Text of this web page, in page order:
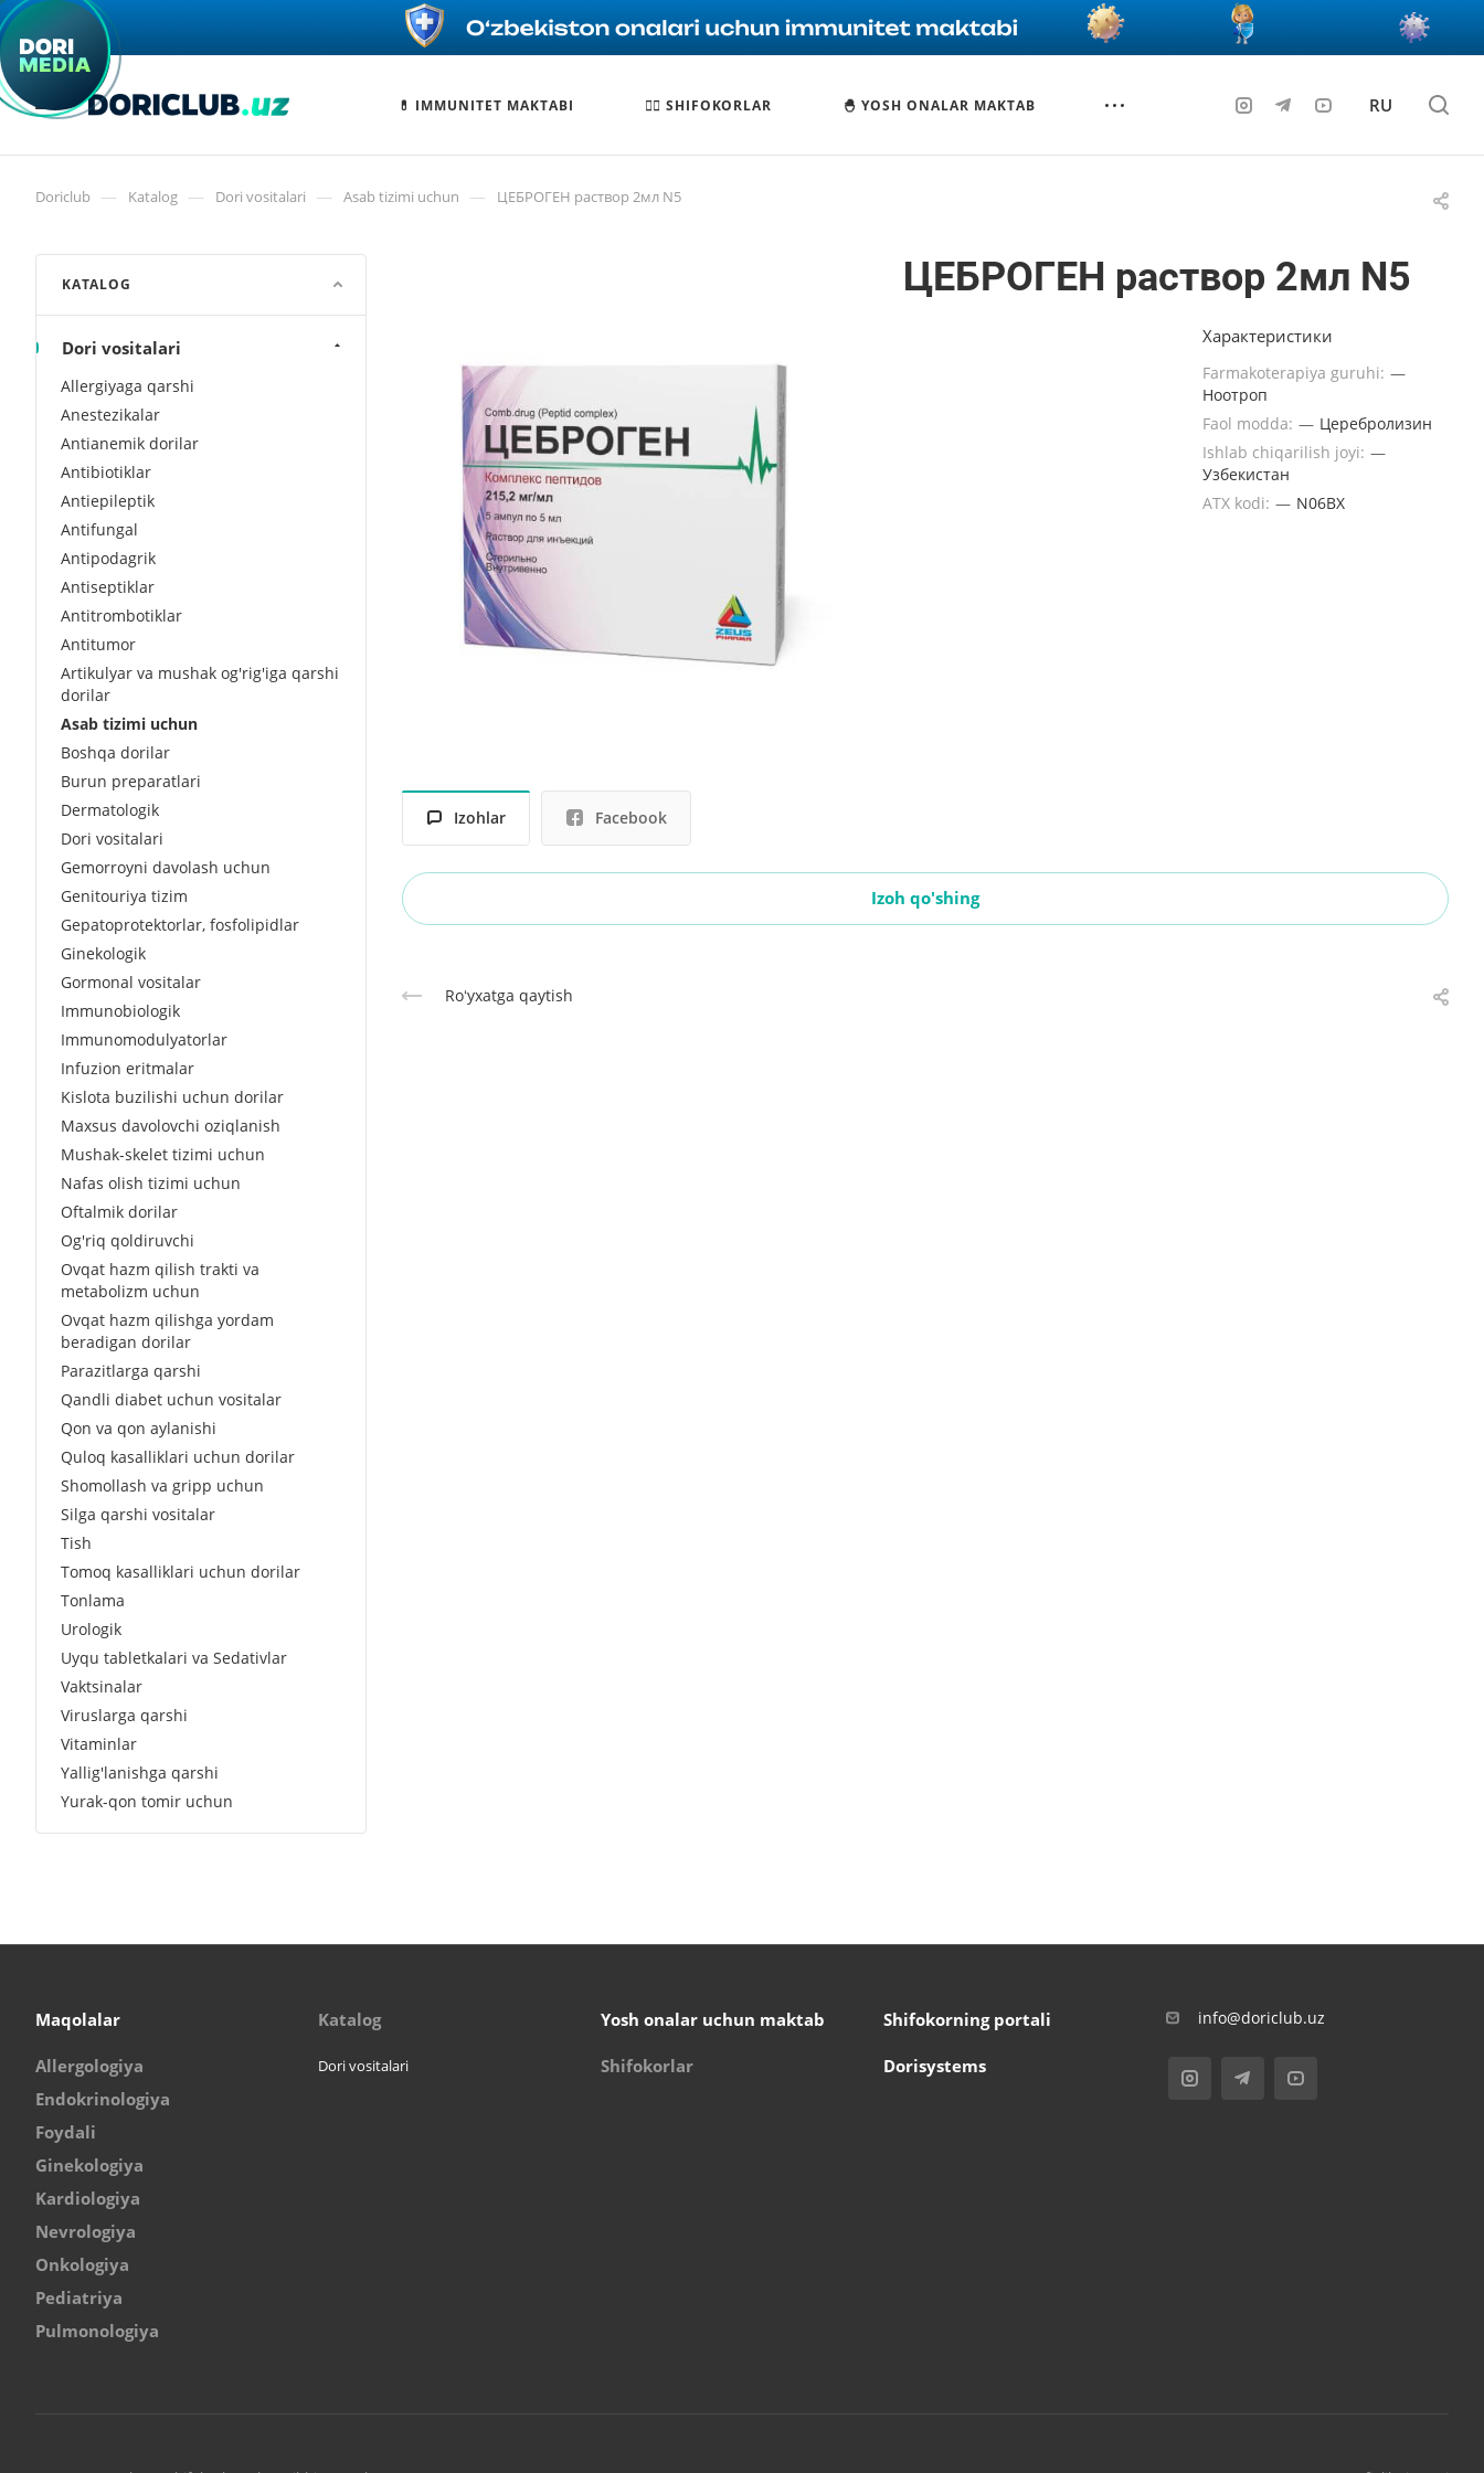
💊 IMMUNITET MAKTABI 🧑‍⚕️ SHIFOKORLAR 🐣 YOSH ONALAR MAKTAB RU
Doriclub — Katalog — Dori vositalari — Asab tizimi uchun — ЦЕБРОГЕН раствор 2мл N5
ЦЕБРОГЕН раствор 2мл N5
Характеристики
Farmakoterapiya guruhi: —
Ноотроп
Faol modda: — Церебролизин
Ishlab chiqarilish joyi: —
Узбекистан
ATX kodi: — N06BX
Izohlar Facebook
Izoh qo'shing
Roʻyxatga qaytish
KATALOG
Dori vositalari
Allergiyaga qarshi
Anestezikalar
Antianemik dorilar
Antibiotiklar
Antiepileptik
Antifungal
Antipodagrik
Antiseptiklar
Antitrombotiklar
Antitumor
Artikulyar va mushak og'rig'iga qarshi
dorilar
Asab tizimi uchun
Boshqa dorilar
Burun preparatlari
Dermatologik
Dori vositalari
Gemorroyni davolash uchun
Genitouriya tizim
Gepatoprotektorlar, fosfolipidlar
Ginekologik
Gormonal vositalar
Immunobiologik
Immunomodulyatorlar
Infuzion eritmalar
Kislota buzilishi uchun dorilar
Maxsus davolovchi oziqlanish
Mushak-skelet tizimi uchun
Nafas olish tizimi uchun
Oftalmik dorilar
Og'riq qoldiruvchi
Ovqat hazm qilish trakti va
metabolizm uchun
Ovqat hazm qilishga yordam
beradigan dorilar
Parazitlarga qarshi
Qandli diabet uchun vositalar
Qon va qon aylanishi
Quloq kasalliklari uchun dorilar
Shomollash va gripp uchun
Silga qarshi vositalar
Tish
Tomoq kasalliklari uchun dorilar
Tonlama
Urologik
Uyqu tabletkalari va Sedativlar
Vaktsinalar
Viruslarga qarshi
Vitaminlar
Yallig'lanishga qarshi
Yurak-qon tomir uchun
Maqolalar
Allergologiya
Endokrinologiya
Foydali
Ginekologiya
Kardiologiya
Nevrologiya
Onkologiya
Pediatriya
Pulmonologiya
Katalog
Dori vositalari
Yosh onalar uchun maktab
Shifokorlar
Shifokorning portali
Dorisystems
info@doriclub.uz